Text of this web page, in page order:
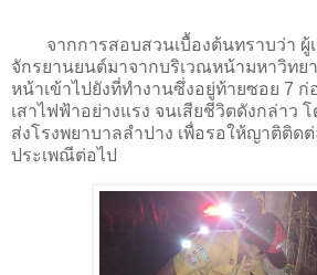
จากการสอบสวนเบื้องต้นทราบว่า ผู้
จักรยานยนต์มาจากบริเวณหน้ามหาวิทย
หน้าเข้าไปยังที่ทำงานซึ่งอยู่ท้ายซอย 7 ก่
เสาไฟฟ้าอย่างแรง จนเสียชีวิตดังกล่าว
ส่งโรงพยาบาลลำปาง เพื่อรอให้ญาติติด
ประเพณีต่อไป